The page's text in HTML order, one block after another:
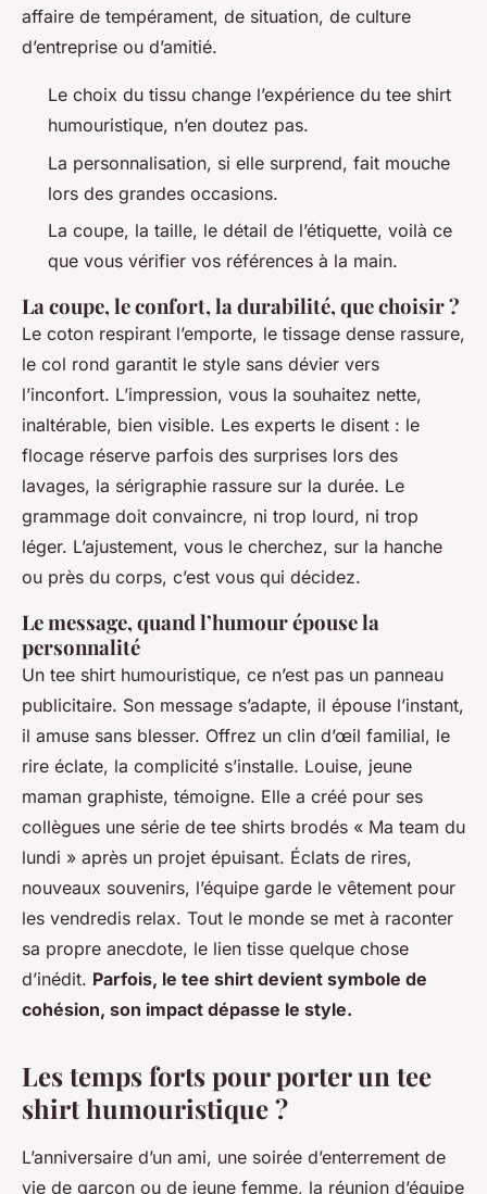
affaire de tempérament, de situation, de culture
d’entreprise ou d’amitié.
Le choix du tissu change l’expérience du tee shirt
humouristique, n’en doutez pas.
La personnalisation, si elle surprend, fait mouche
lors des grandes occasions.
La coupe, la taille, le détail de l’étiquette, voilà ce
que vous vérifier vos références à la main.
La coupe, le confort, la durabilité, que choisir ?
Le coton respirant l’emporte, le tissage dense rassure,
le col rond garantit le style sans dévier vers
l’inconfort. L’impression, vous la souhaitez nette,
inaltérable, bien visible. Les experts le disent : le
flocage réserve parfois des surprises lors des
lavages, la sérigraphie rassure sur la durée. Le
grammage doit convaincre, ni trop lourd, ni trop
léger. L’ajustement, vous le cherchez, sur la hanche
ou près du corps, c’est vous qui décidez.
Le message, quand l’humour épouse la
personnalité
Un tee shirt humouristique, ce n’est pas un panneau
publicitaire. Son message s’adapte, il épouse l’instant,
il amuse sans blesser. Offrez un clin d’œil familial, le
rire éclate, la complicité s’installe. Louise, jeune
maman graphiste, témoigne. Elle a créé pour ses
collègues une série de tee shirts brodés « Ma team du
lundi » après un projet épuisant. Éclats de rires,
nouveaux souvenirs, l’équipe garde le vêtement pour
les vendredis relax. Tout le monde se met à raconter
sa propre anecdote, le lien tisse quelque chose
d’inédit. Parfois, le tee shirt devient symbole de
cohésion, son impact dépasse le style.
Les temps forts pour porter un tee
shirt humouristique ?
L’anniversaire d’un ami, une soirée d’enterrement de
vie de garçon ou de jeune femme, la réunion d’équipe